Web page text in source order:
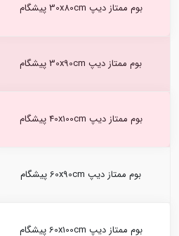
بوم ممتاز دیپ 30x80cm پیشگام
بوم ممتاز دیپ 30x90cm پیشگام
بوم ممتاز دیپ 40x100cm پیشگام
بوم ممتاز دیپ 60x90cm پیشگام
بوم ممتاز دیپ 60x100cm پیشگام